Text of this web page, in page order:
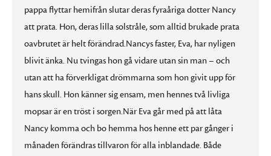
pappa flyttar hemifrån slutar deras fyraåriga dotter Nancy
att prata. Hon, deras lilla solstråle, som alltid brukade prata
oavbrutet är helt förändrad.Nancys faster, Eva, har nyligen
blivit änka. Nu tvingas hon gå vidare utan sin man – och
utan att ha förverkligat drömmarna som hon givit upp för
hans skull. Hon känner sig ensam, men hennes två livliga
mopsar är en tröst i sorgen.När Eva går med på att låta
Nancy komma och bo hemma hos henne ett par gånger i
månaden förändras tillvaron för alla inblandade. Både